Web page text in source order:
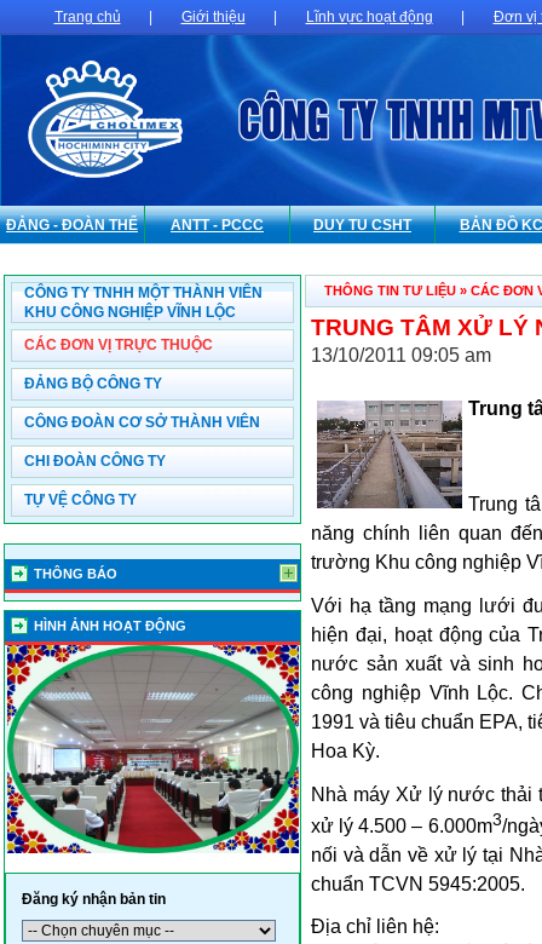
Trang chủ Giới thiệu Lĩnh vực hoạt động Đơn vị
ĐẢNG - ĐOÀN THỂ ANTT - PCCC DUY TU CSHT BẢN ĐỒ
CÔNG TY TNHH MỘT THÀNH VIÊN
KHU CÔNG NGHIỆP VĨNH LỘC
CÁC ĐƠN VỊ TRỰC THUỘC
ĐẢNG BỘ CÔNG TY
CÔNG ĐOÀN CƠ SỞ THÀNH VIÊN
CHI ĐOÀN CÔNG TY
TỰ VỆ CÔNG TY
THÔNG BÁO
HÌNH ẢNH HOẠT ĐỘNG
Đăng ký nhận bản tin
THÔNG TIN TƯ LIỆU » CÁC ĐƠN
TRUNG TÂM XỬ LÝ
13/10/2011 09:05 am
Trung
Trung
năng chính liên quan
trường Khu công nghiệp
Với hạ tầng mạng lưới
hiện đại, hoạt động của
nước sản xuất và sinh
công nghiệp Vĩnh Lộc.
1991 và tiêu chuẩn EPA,
Hoa Kỳ.
Nhà máy Xử lý nước thải
xử lý 4.500 – 6.000m3/
nối và dẫn về xử lý tại
chuẩn TCVN 5945:2005.
Địa chỉ liên hệ: